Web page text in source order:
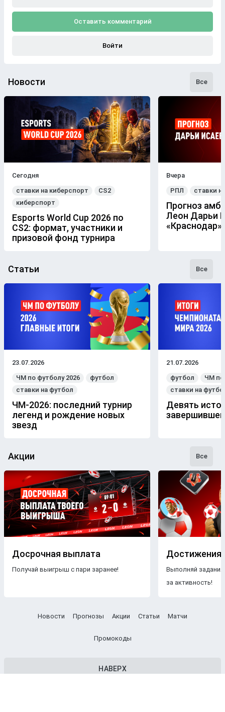
Войти
Оставить комментарий
Новости Все
Сегодня
ставки на киберспорт
CS2
киберспорт
Esports World Cup 2026 по
CS2: формат, участники и
призовой фонд турнира
Вчера
РПЛ
ставки
Прогноз
Леон Дарьи
«Краснодар»
Статьи Все
23.07.2026
ЧМ по футболу 2026
футбол
ставки на футбол
ЧМ-2026: последний турнир
легенд и рождение новых
звезд
21.07.2026
футбол
ЧМ по
ставки на
Девять
Акции Все
Досрочная выплата
Получай выигрыш с пари заранее!
Достижения
Выполняй
за активность!
Новости Прогнозы Акции Статьи Матчи
Промокоды
НАВЕРХ